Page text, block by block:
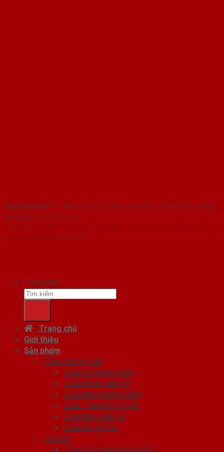
SaigonDoor™ - Hệ thống Showroom cửa nhôm cửa thép
hàng đầu Việt Nam
Copyright ⓒ 2016 – 2026 SaigonDoor™ - www.cuanhomcuathep.com |
Đơn vị chủ quản SaigonDoor
Tìm kiếm:
Trang chủ
Giới thiệu
Sản phẩm
Cửa chống cháy
Cửa gỗ chống cháy
Cửa nhôm vân gỗ
Cửa thép chống cháy
Cửa Thép Hàn Quốc
Cửa thép vân gỗ
Cửa vân gỗ 5D
Cửa gỗ
Cửa gỗ công nghiệp HDF